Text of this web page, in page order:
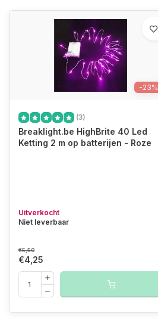
-23%
(3)
Breaklight.be HighBrite 40 Led
Ketting 2 m op batterijen - Roze
Uitverkocht
Niet leverbaar
€5,50
€4,25